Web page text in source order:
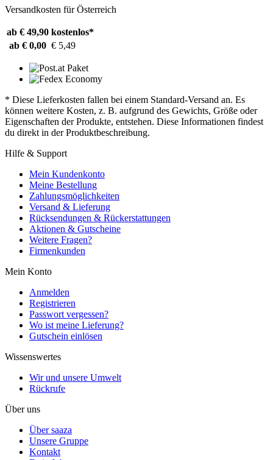
Versandkosten für Österreich
ab € 49,90 kostenlos*
ab € 0,00 € 5,49
* Diese Lieferkosten fallen bei einem Standard-Versand an. Es
können weitere Kosten, z. B. aufgrund des Gewichts, Größe oder
Eigenschaften der Produkte, entstehen. Diese Informationen findest
du direkt in der Produktbeschreibung.
Hilfe & Support
Mein Kundenkonto
Meine Bestellung
Zahlungsmöglichkeiten
Versand & Lieferung
Rücksendungen & Rückerstattungen
Aktionen & Gutscheine
Weitere Fragen?
Firmenkunden
Mein Konto
Anmelden
Registrieren
Passwort vergessen?
Wo ist meine Lieferung?
Gutschein einlösen
Wissenswertes
Wir und unsere Umwelt
Rückrufe
Über uns
Über saaza
Unsere Gruppe
Kontakt